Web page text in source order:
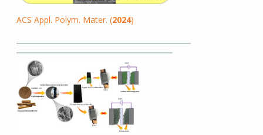
ACS Appl. Polym. Mater. (2024)